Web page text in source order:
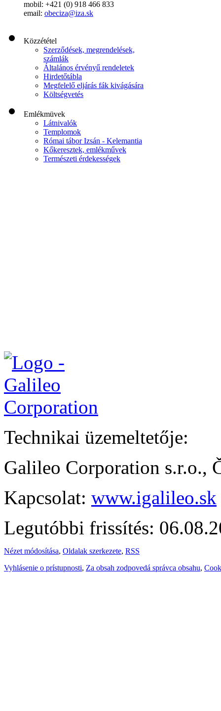
mobil: +421 (0) 918 466 833
email: obeciza@iza.sk
Közzététel
Szerződések, megrendelések,
számlák
Általános érvényű rendeletek
Hirdetőtábla
Megfelelő eljárás fák kivágására
Költségvetés
Emlékmüvek
Látnivalók
Templomok
Római tábor Izsán - Kelemantia
Kőkeresztek, emlékművek
Természeti érdekességek
Technikai üzemeltetője:
Galileo Corporation s.r.o.,
Kapcsolat: www.igalileo.sk
Legutóbbi frissítés:
Nézet módosítása, Oldalak szerkezete, RSS
Vyhlásenie o prístupnosti, Za obsah zodpovedá správca obsahu,